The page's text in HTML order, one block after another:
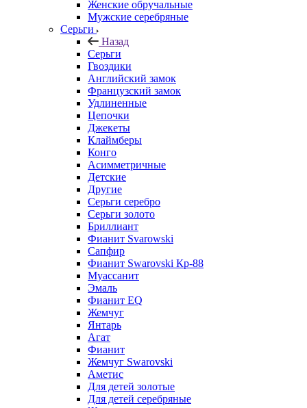
Женские обручальные
Мужские серебряные
Серьги
Назад
Серьги
Гвоздики
Английский замок
Французский замок
Удлиненные
Цепочки
Джекеты
Клаймберы
Конго
Асимметричные
Детские
Другие
Серьги серебро
Серьги золото
Бриллиант
Фианит Svarowski
Сапфир
Фианит Swarovski Кр-88
Муассанит
Эмаль
Фианит EQ
Жемчуг
Янтарь
Агат
Фианит
Жемчуг Swarovski
Аметис
Для детей золотые
Для детей серебряные